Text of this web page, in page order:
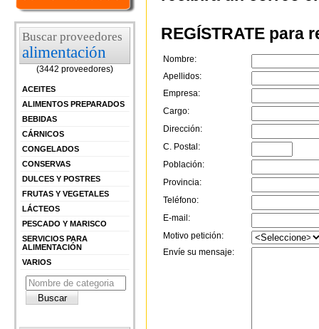
Buscar proveedores
alimentación
(3442 proveedores)
ACEITES
ALIMENTOS PREPARADOS
BEBIDAS
CÁRNICOS
CONGELADOS
CONSERVAS
DULCES Y POSTRES
FRUTAS Y VEGETALES
LÁCTEOS
PESCADO Y MARISCO
SERVICIOS PARA
ALIMENTACIÓN
VARIOS
REGÍSTRATE para
Nombre:
Apellidos:
Empresa:
Cargo:
Dirección:
C. Postal:
Población:
Provincia:
Teléfono:
E-mail:
Motivo petición:
Envíe su mensaje: